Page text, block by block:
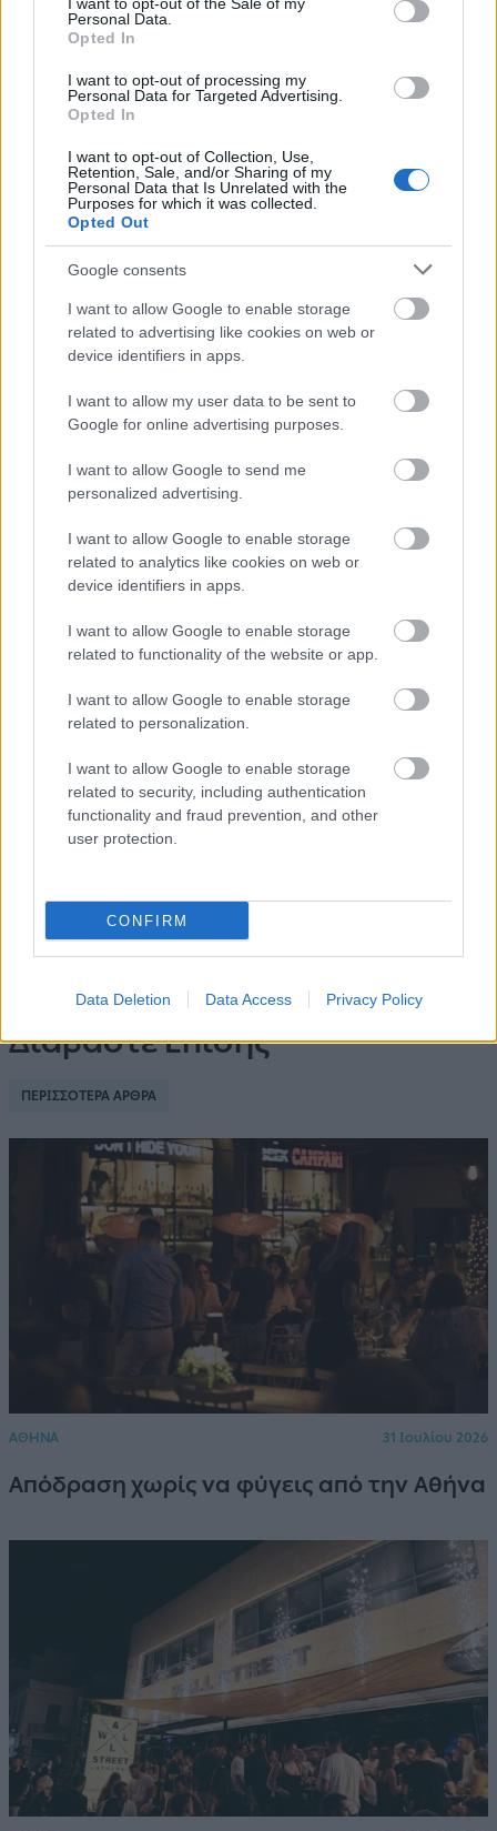
Personal Data.
Opted In
I want to opt-out of processing my
Personal Data for Targeted Advertising.
Opted In
I want to opt-out of Collection, Use,
Retention, Sale, and/or Sharing of my
Personal Data that Is Unrelated with the
Purposes for which it was collected.
Opted Out
Google consents
I want to allow Google to enable storage
related to advertising like cookies on web or
device identifiers in apps.
I want to allow my user data to be sent to
Google for online advertising purposes.
I want to allow Google to send me
personalized advertising.
I want to allow Google to enable storage
related to analytics like cookies on web or
device identifiers in apps.
I want to allow Google to enable storage
related to functionality of the website or app.
I want to allow Google to enable storage
related to personalization.
I want to allow Google to enable storage
related to security, including authentication
functionality and fraud prevention, and other
user protection.
CONFIRM
Data Deletion Data Access Privacy Policy
Αν αυτό το καλοκαίρι αναζητάτε μια διεύθυνση που
αποτυπώνει τη σύγχρονη ελληνική κουζίνα με
αυθεντικότητα και δημιουργικότητα, το Nice n Easy
Gastro Tavern αξίζει να βρίσκεται στη λίστα σας.
Διεύθυνση: Ομήρου 60, Κολωνάκι, Αθήνα
Instagram:@niceneasy
Διαβάστε Επίσης
ΠΕΡΙΣΣΟΤΕΡΑ ΑΡΘΡΑ
ΑΘΗΝΑ 31 Ιουλίου 2026
Απόδραση χωρίς να φύγεις από την Αθήνα